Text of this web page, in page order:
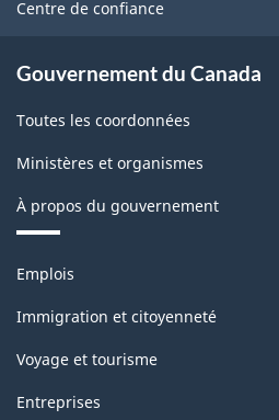
Centre de confiance
Gouvernement du Canada
Toutes les coordonnées
Ministères et organismes
À propos du gouvernement
Thèmes
sujets
Emplois
Immigration et citoyenneté
Voyage et tourisme
Entreprises